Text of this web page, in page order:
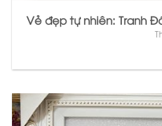
Vẻ đẹp tự nhiên: Tranh